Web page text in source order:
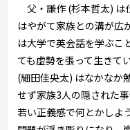
父・謙作 (杉本哲太) は
はやがて家族との溝が広
は大学で英会話を学ぶこ
ても虚勢を張って生きて
(細田佳央太) はなかなか
せず家族3人の隠された
若い正義感で何とかしよ